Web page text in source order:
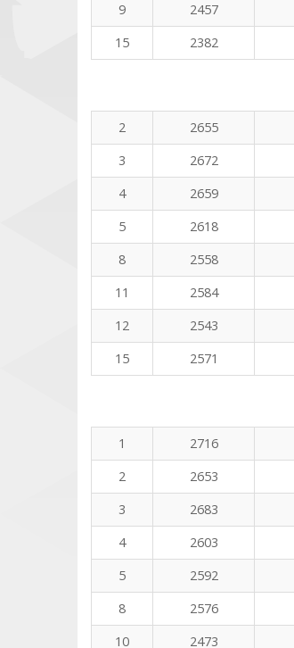
9
2457
15
2382
2
2655
3
2672
4
2659
5
2618
8
2558
11
2584
12
2543
15
2571
1
2716
2
2653
3
2683
4
2603
5
2592
8
2576
10
2473